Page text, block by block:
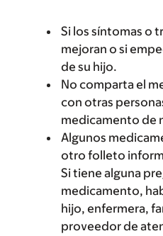
Si los síntomas o
mejoran o si
de su hijo.
No comparta el
con otras
medicamento de
Algunos
otro folleto
Si tiene alguna
medicamento,
hijo, enfermera,
proveedor de